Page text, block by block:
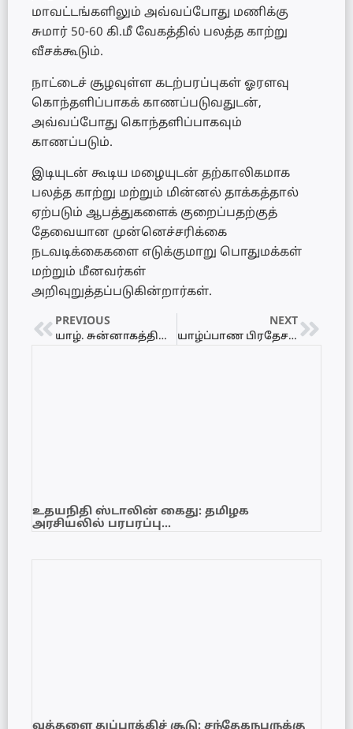
மாவட்டங்களிலும் அவ்வப்போது மணிக்கு
சுமார் 50-60 கி.மீ வேகத்தில் பலத்த காற்று
வீசக்கூடும்.
நாட்டைச் சூழவுள்ள கடற்பரப்புகள் ஓரளவு
கொந்தளிப்பாகக் காணப்படுவதுடன்,
அவ்வப்போது கொந்தளிப்பாகவும்
காணப்படும்.
இடியுடன் கூடிய மழையுடன் தற்காலிகமாக
பலத்த காற்று மற்றும் மின்னல் தாக்கத்தால்
ஏற்படும் ஆபத்துகளைக் குறைப்பதற்குத்
தேவையான முன்னெச்சரிக்கை
நடவடிக்கைகளை எடுக்குமாறு பொதுமக்கள்
மற்றும் மீனவர்கள்
அறிவுறுத்தப்படுகின்றார்கள்.
PREVIOUS
யாழ். சுன்னாகத்தில் 2,400 மில்லிகிராம் ஹெரோயினுடன் வியாபாரி கைது!
NEXT
யாழ்ப்பாண பிரதேச செயலகத்திற்கு புதிய பிரதேச செயலாளர் நியமனம்
உதயநிதி ஸ்டாலின் கைது: தமிழக
அரசியலில் பரபரப்பு…